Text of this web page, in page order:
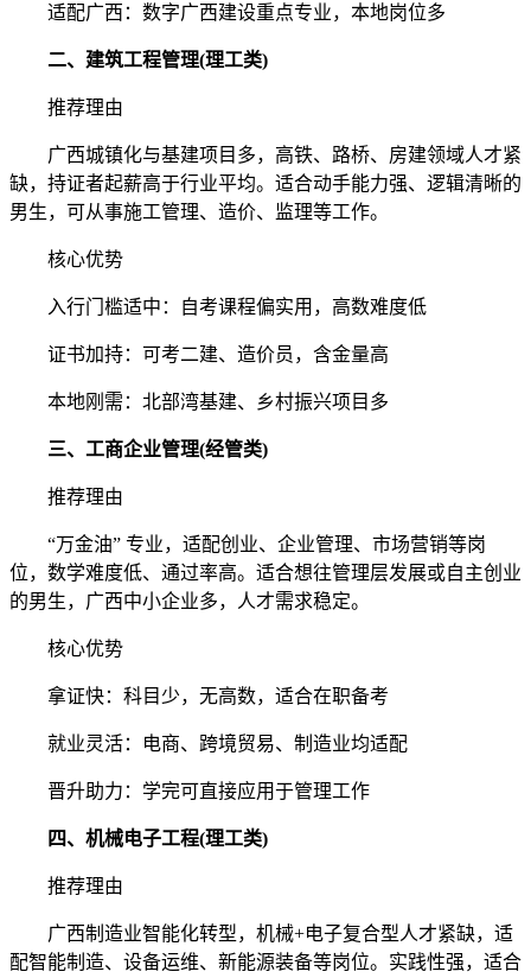
适配广西：数字广西建设重点专业，本地岗位多
二、建筑工程管理(理工类)
推荐理由
广西城镇化与基建项目多，高铁、路桥、房建领域人才紧
缺，持证者起薪高于行业平均。适合动手能力强、逻辑清晰的
男生，可从事施工管理、造价、监理等工作。
核心优势
入行门槛适中：自考课程偏实用，高数难度低
证书加持：可考二建、造价员，含金量高
本地刚需：北部湾基建、乡村振兴项目多
三、工商企业管理(经管类)
推荐理由
“万金油” 专业，适配创业、企业管理、市场营销等岗
位，数学难度低、通过率高。适合想往管理层发展或自主创业
的男生，广西中小企业多，人才需求稳定。
核心优势
拿证快：科目少，无高数，适合在职备考
就业灵活：电商、跨境贸易、制造业均适配
晋升助力：学完可直接应用于管理工作
四、机械电子工程(理工类)
推荐理由
广西制造业智能化转型，机械+电子复合型人才紧缺，适
配智能制造、设备运维、新能源装备等岗位。实践性强，适合